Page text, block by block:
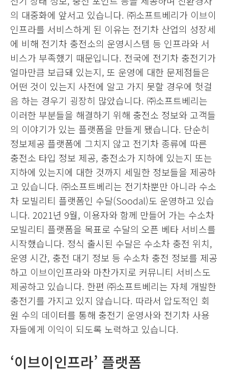
의 대중화에 앞서고 있습니다. ㈜소프트베리가 이브이
인프라를 서비스하게 된 이유는 전기차 산업의 성장세
에 비해 전기차 충전소의 운영시스템 등 인프라와 서
비스가 부족했기 때문입니다. 전국에 전기차 충전기가
얼마만큼 보급돼 있는지, 또 운영에 대한 문제점들은
어떤 것이 있는지 사전에 알고 가지 못할 경우에 헛걸
음 하는 경우기 굉장히 많았습니다. ㈜소프트베리는
이러한 부분들을 해결하기 위해 충전소 정보와 고객들
의 이야기가 있는 플랫폼을 만들게 됐습니다. 단순히
정보제공 플랫폼에 그치지 않고 전기차 종류에 따른
충전소 타입 정보 제공, 충전소가 지하에 있는지 또는
지하에 있는지에 대한 것까지 세밀한 정보들을 제공하
고 있습니다. ㈜소프트베리는 전기차뿐만 아니라 수소
차 모빌리티 플랫폼인 수달(Soodal)도 운영하고 있습
니다. 2021년 9월, 이용자와 함께 만들어 가는 수소차
모빌리티 플랫폼을 목표로 수달의 오픈 베타 서비스를
시작했습니다. 정식 출시된 수달은 수소차 충전 위치,
운영 시간, 충전 대기 정보 등 수소차 충전 정보를 제공
하고 이브이인프라와 마찬가지로 커뮤니티 서비스도
제공하고 있습니다. 한편 ㈜소프트베리는 자체 개발한
충전기를 가지고 있지 않습니다. 따라서 압도적인 회
원 수의 데이터를 통해 충전기 운영사와 전기차 사용
자들에게 이익이 되도록 노력하고 있습니다.
‘이브이인프라’ 플랫폼